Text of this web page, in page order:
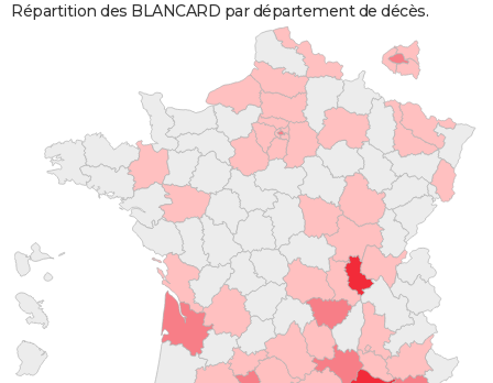
Répartition des BLANCARD par département de décès.